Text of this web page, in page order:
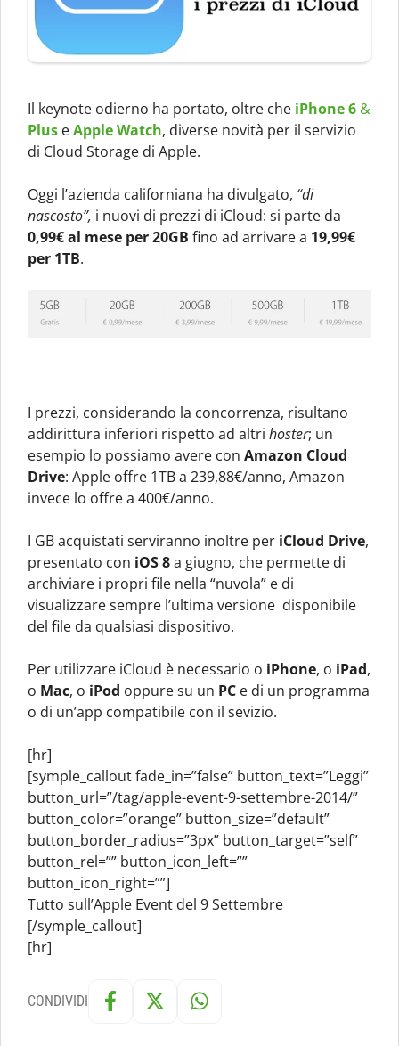
Il keynote odierno ha portato, oltre che iPhone 6 &
Plus eApple Watch, diverse novità per il servizio
di Cloud Storage di Apple.
Oggi l’azienda californiana ha divulgato, “di
nascosto”, i nuovi di prezzi di iCloud: si parte da
0,99€ al mese per 20GB fino ad arrivare a 19,99€
per 1TB.
I prezzi, considerando la concorrenza, risultano
addirittura inferiori rispetto ad altri hoster; un
esempio lo possiamo avere con Amazon Cloud
Drive: Apple offre 1TB a 239,88€/anno, Amazon
invece lo offre a 400€/anno.
I GB acquistati serviranno inoltre per iCloud Drive,
presentato con iOS 8a giugno, che permette di
archiviare i propri file nella “nuvola” e di
visualizzare sempre l’ultima versione disponibile
del file da qualsiasi dispositivo.
Per utilizzare iCloud è necessario o iPhone, o iPad,
o Mac, o iPod oppure su un PC e di un programma
o di un’app compatibile con il sevizio.
[hr]
[symple_callout fade_in=”false” button_text=”Leggi”
button_url=”/tag/apple-event-9-settembre-2014/”
button_color=”orange” button_size=”default”
button_border_radius=”3px” button_target=”self”
button_rel=”” button_icon_left=””
button_icon_right=””]
Tutto sull’Apple Event del 9 Settembre
[/symple_callout]
[hr]
CONDIVIDI